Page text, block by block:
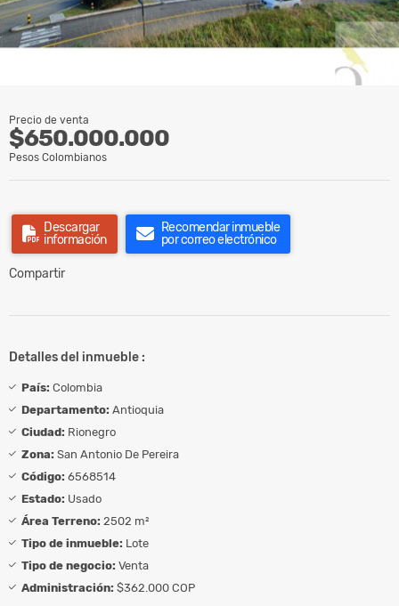
Precio de venta
$650.000.000
Pesos Colombianos
Descargar
información
Recomendar inmueble
por correo electrónico
Compartir
Detalles del inmueble :
País: Colombia
Departamento: Antioquia
Ciudad: Rionegro
Zona: San Antonio De Pereira
Código: 6568514
Estado: Usado
Área Terreno: 2502 m²
Tipo de inmueble: Lote
Tipo de negocio: Venta
Administración: $362.000 COP